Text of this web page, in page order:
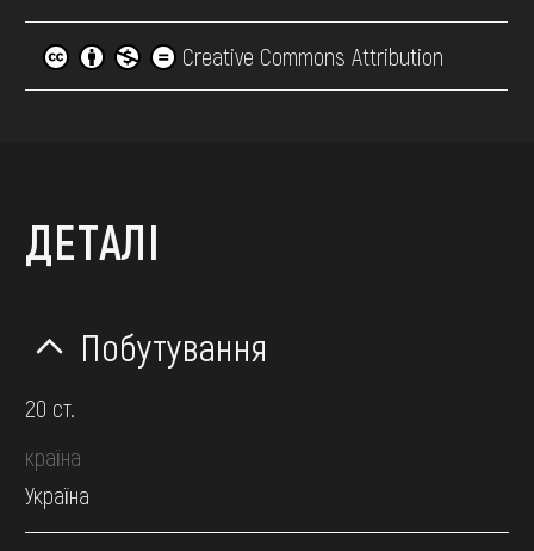
Creative Commons Attribution
ДЕТАЛІ
Побутування
20 ст.
країна
Україна